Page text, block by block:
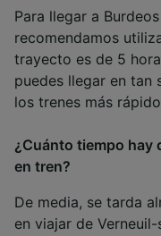
Para llegar a
recomendamos
trayecto es de 5
puedes llegar en tan
los trenes más
¿Cuánto tiempo hay
en tren?
De media, se tarda
en viajar de